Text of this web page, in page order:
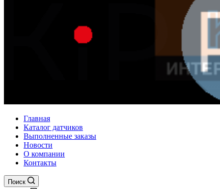
Главная
Каталог датчиков
Выполненные заказы
Новости
О компании
Контакты
Поиск